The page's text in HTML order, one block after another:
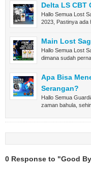
Delta LS CBT
Hallo Semua Lost
2023, Pastinya ada
Main Lost
Hallo Semua Lost
dimana sudah
Apa Bisa
Serangan?
Hallo Semua
zaman bahula,
0 Response to "Good